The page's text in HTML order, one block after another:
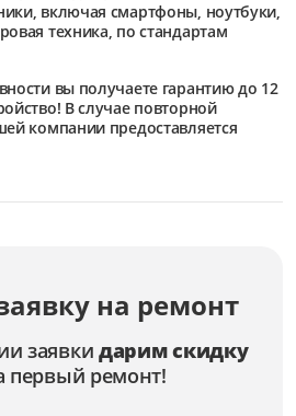
включая смартфоны, ноутбуки,
техника, по стандартам
вы получаете гарантию до 12
В случае повторной
компании предоставляется
на ремонт
заявки дарим скидку
первый ремонт!